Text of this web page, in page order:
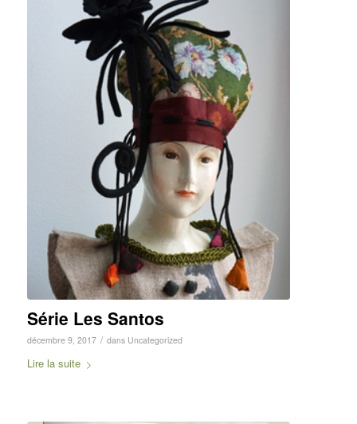
Série Les Santos
décembre 9, 2017 / dans Uncategorized
Lire la suite